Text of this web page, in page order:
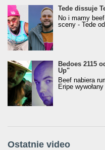
Tede dissuje
No i mamy
sceny - Tede
Bedoes 2115
Up"
Beef nabiera
Eripe
Ostatnie video